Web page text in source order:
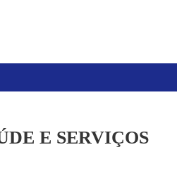
E SERVIÇOS